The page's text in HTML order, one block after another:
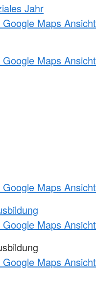
Jahr
Maps Ansicht
Maps Ansicht
Maps Ansicht
Maps Ansicht
Maps Ansicht